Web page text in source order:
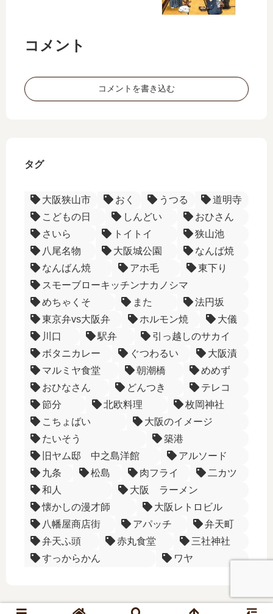
い
を
行
◆
詞
コメント
コメントを書き込む
タグ
大阪狭山市 おく うつる
道明寺
こどもの日
しんどい
おひさん
さいら
トイトイ
狭山池
八尾名物
大阪城公園
なんば焼
なんばん焼
アホ毛
東下り
スモーブローキッチンナカノシマ
めちゃくそ
また
法円坂
東京弁vs大阪弁
ホルモン焼
大儀
川口
駅弁
引っ越しのサカイ
ボタニカレー
ぐつわるい
大阪漬
マルミヤ食堂
朝潮橋
めめず
おひなさん
どんつき
テレコ
節分
北欧料理
枚岡神社
こちょばい
大阪のイメージ
たいそう
築港
旧ヤム邸 中之島洋館
アルソード
九条
松島 肉フライ
二カツ
和人
大阪 ラーメン
懐かしの漫才師
大阪レトロビル
八幡屋商店街
アパッチ
弁天町
弁天ふ頭
赤丸食堂
三社神社
すっからかん
ワヤ